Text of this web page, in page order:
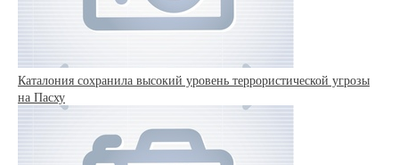
Каталония сохранила высокий уровень террористической угрозы
на Пасху